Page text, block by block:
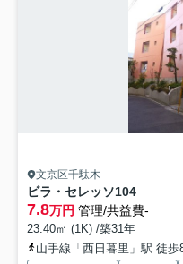
文京区千駄木
ビラ・セレッソ104
7.8万円 管理/共益費-
23.40㎡ (1K) /築31年
山手線「西日暮里」駅 徒歩